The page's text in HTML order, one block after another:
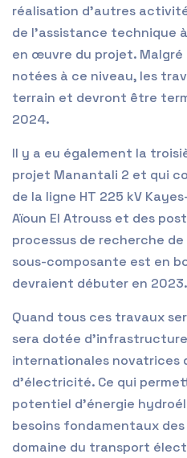
réalisation d’autres
de l’assistance technique à
en œuvre du projet.
notées à ce niveau, les
terrain et devront être
2024.
Il y a eu également la
projet Manantali 2 et qui
de la ligne HT 225 kV
Aïoun El Atrouss et des
processus de recherche
sous-composante est en
devraient débuter en 2023.
Quand tous ces travaux
sera dotée
internationales novatrices
d’électricité. Ce qui
potentiel d’énergie
besoins fondamentaux
domaine du transport